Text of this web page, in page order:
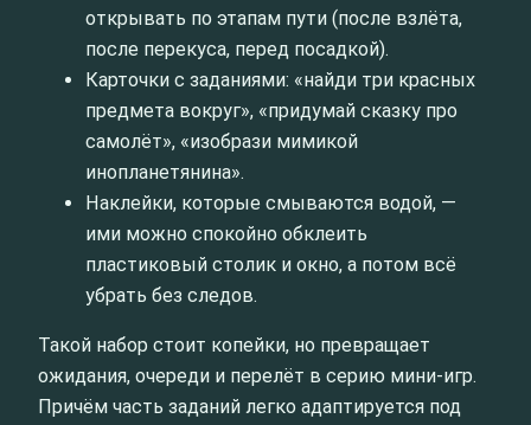
открывать по этапам пути (после взлёта,
после перекуса, перед посадкой).
Карточки с заданиями: «найди три красных
предмета вокруг», «придумай сказку про
самолёт», «изобрази мимикой
инопланетянина».
Наклейки, которые смываются водой, —
ими можно спокойно обклеить
пластиковый столик и окно, а потом всё
убрать без следов.
Такой набор стоит копейки, но превращает
ожидания, очереди и перелёт в серию мини-игр.
Причём часть заданий легко адаптируется под